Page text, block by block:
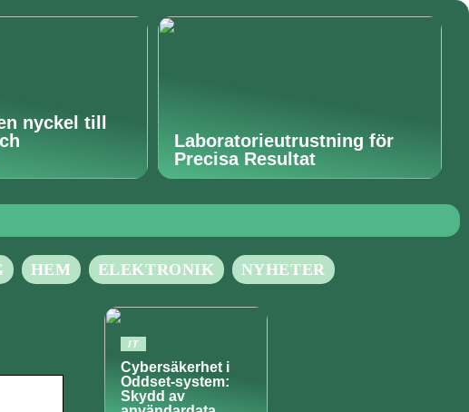
nyckel till
Laboratorieutrustning för
Precisa Resultat
HEM ELEKTRONIK NYHETER
IT
Cybersäkerhet i
Oddset-system:
Skydd av